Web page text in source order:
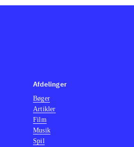
Afdelinger
Bøger
Artikler
Film
Musik
Spil